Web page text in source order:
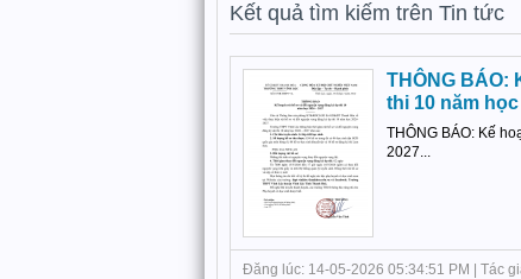
Kết quả tìm kiếm trên Tin tức
THÔNG BÁO:
thi 10 năm học
THÔNG BÁO: Kế
2027...
Đăng lúc: 14-05-2026 05:34:51 PM | Tác